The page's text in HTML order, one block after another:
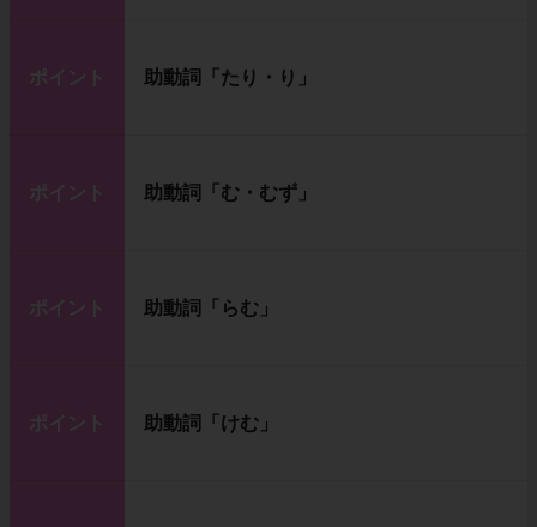
ポイント 助動詞「たり・り」
ポイント 助動詞「む・むず」
ポイント 助動詞「らむ」
ポイント 助動詞「けむ」